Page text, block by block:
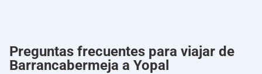
Preguntas frecuentes para viajar de
Barrancabermeja a Yopal